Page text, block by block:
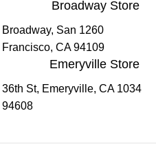
To
Shop
Broadway Store
1260 Broadway, San
Francisco, CA 94109
Emeryville Store
1034 36th St, Emeryville, CA
94608